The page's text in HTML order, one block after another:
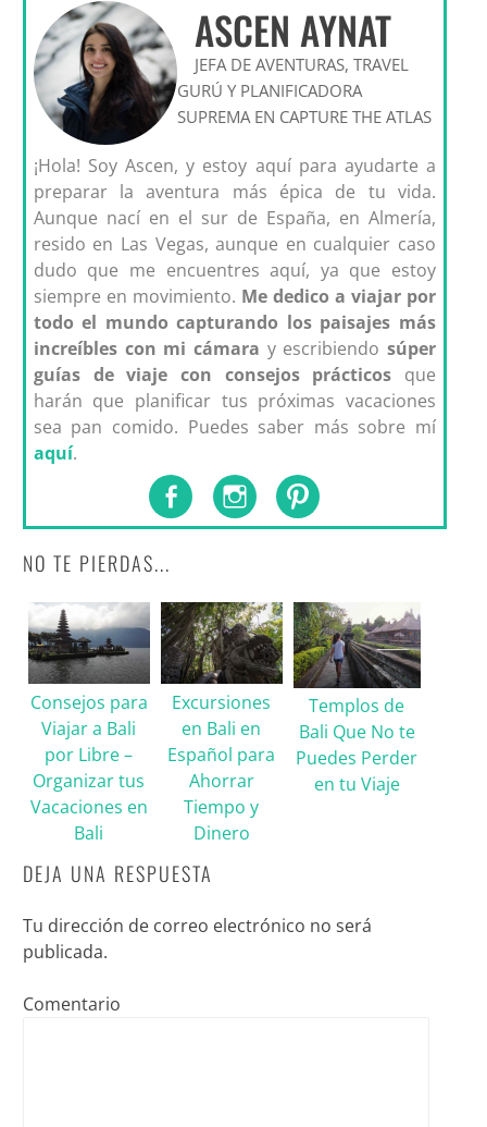
ASCEN AYNAT
JEFA DE AVENTURAS, TRAVEL
GURÚ Y PLANIFICADORA
SUPREMA EN CAPTURE THE ATLAS
¡Hola! Soy Ascen, y estoy aquí para ayudarte a
preparar la aventura más épica de tu vida.
Aunque nací en el sur de España, en Almería,
resido en Las Vegas, aunque en cualquier caso
dudo que me encuentres aquí, ya que estoy
siempre en movimiento. Me dedico a viajar por
todo el mundo capturando los paisajes más
increíbles con mi cámara y escribiendo súper
guías de viaje con consejos prácticos que
harán que planificar tus próximas vacaciones
sea pan comido. Puedes saber más sobre mí
aquí.
NO TE PIERDAS...
Consejos para
Viajar a Bali
por Libre –
Organizar tus
Vacaciones en
Bali
Excursiones
en Bali en
Español para
Ahorrar
Tiempo y
Dinero
Templos de
Bali Que No te
Puedes Perder
en tu Viaje
DEJA UNA RESPUESTA
Tu dirección de correo electrónico no será
publicada.
Comentario